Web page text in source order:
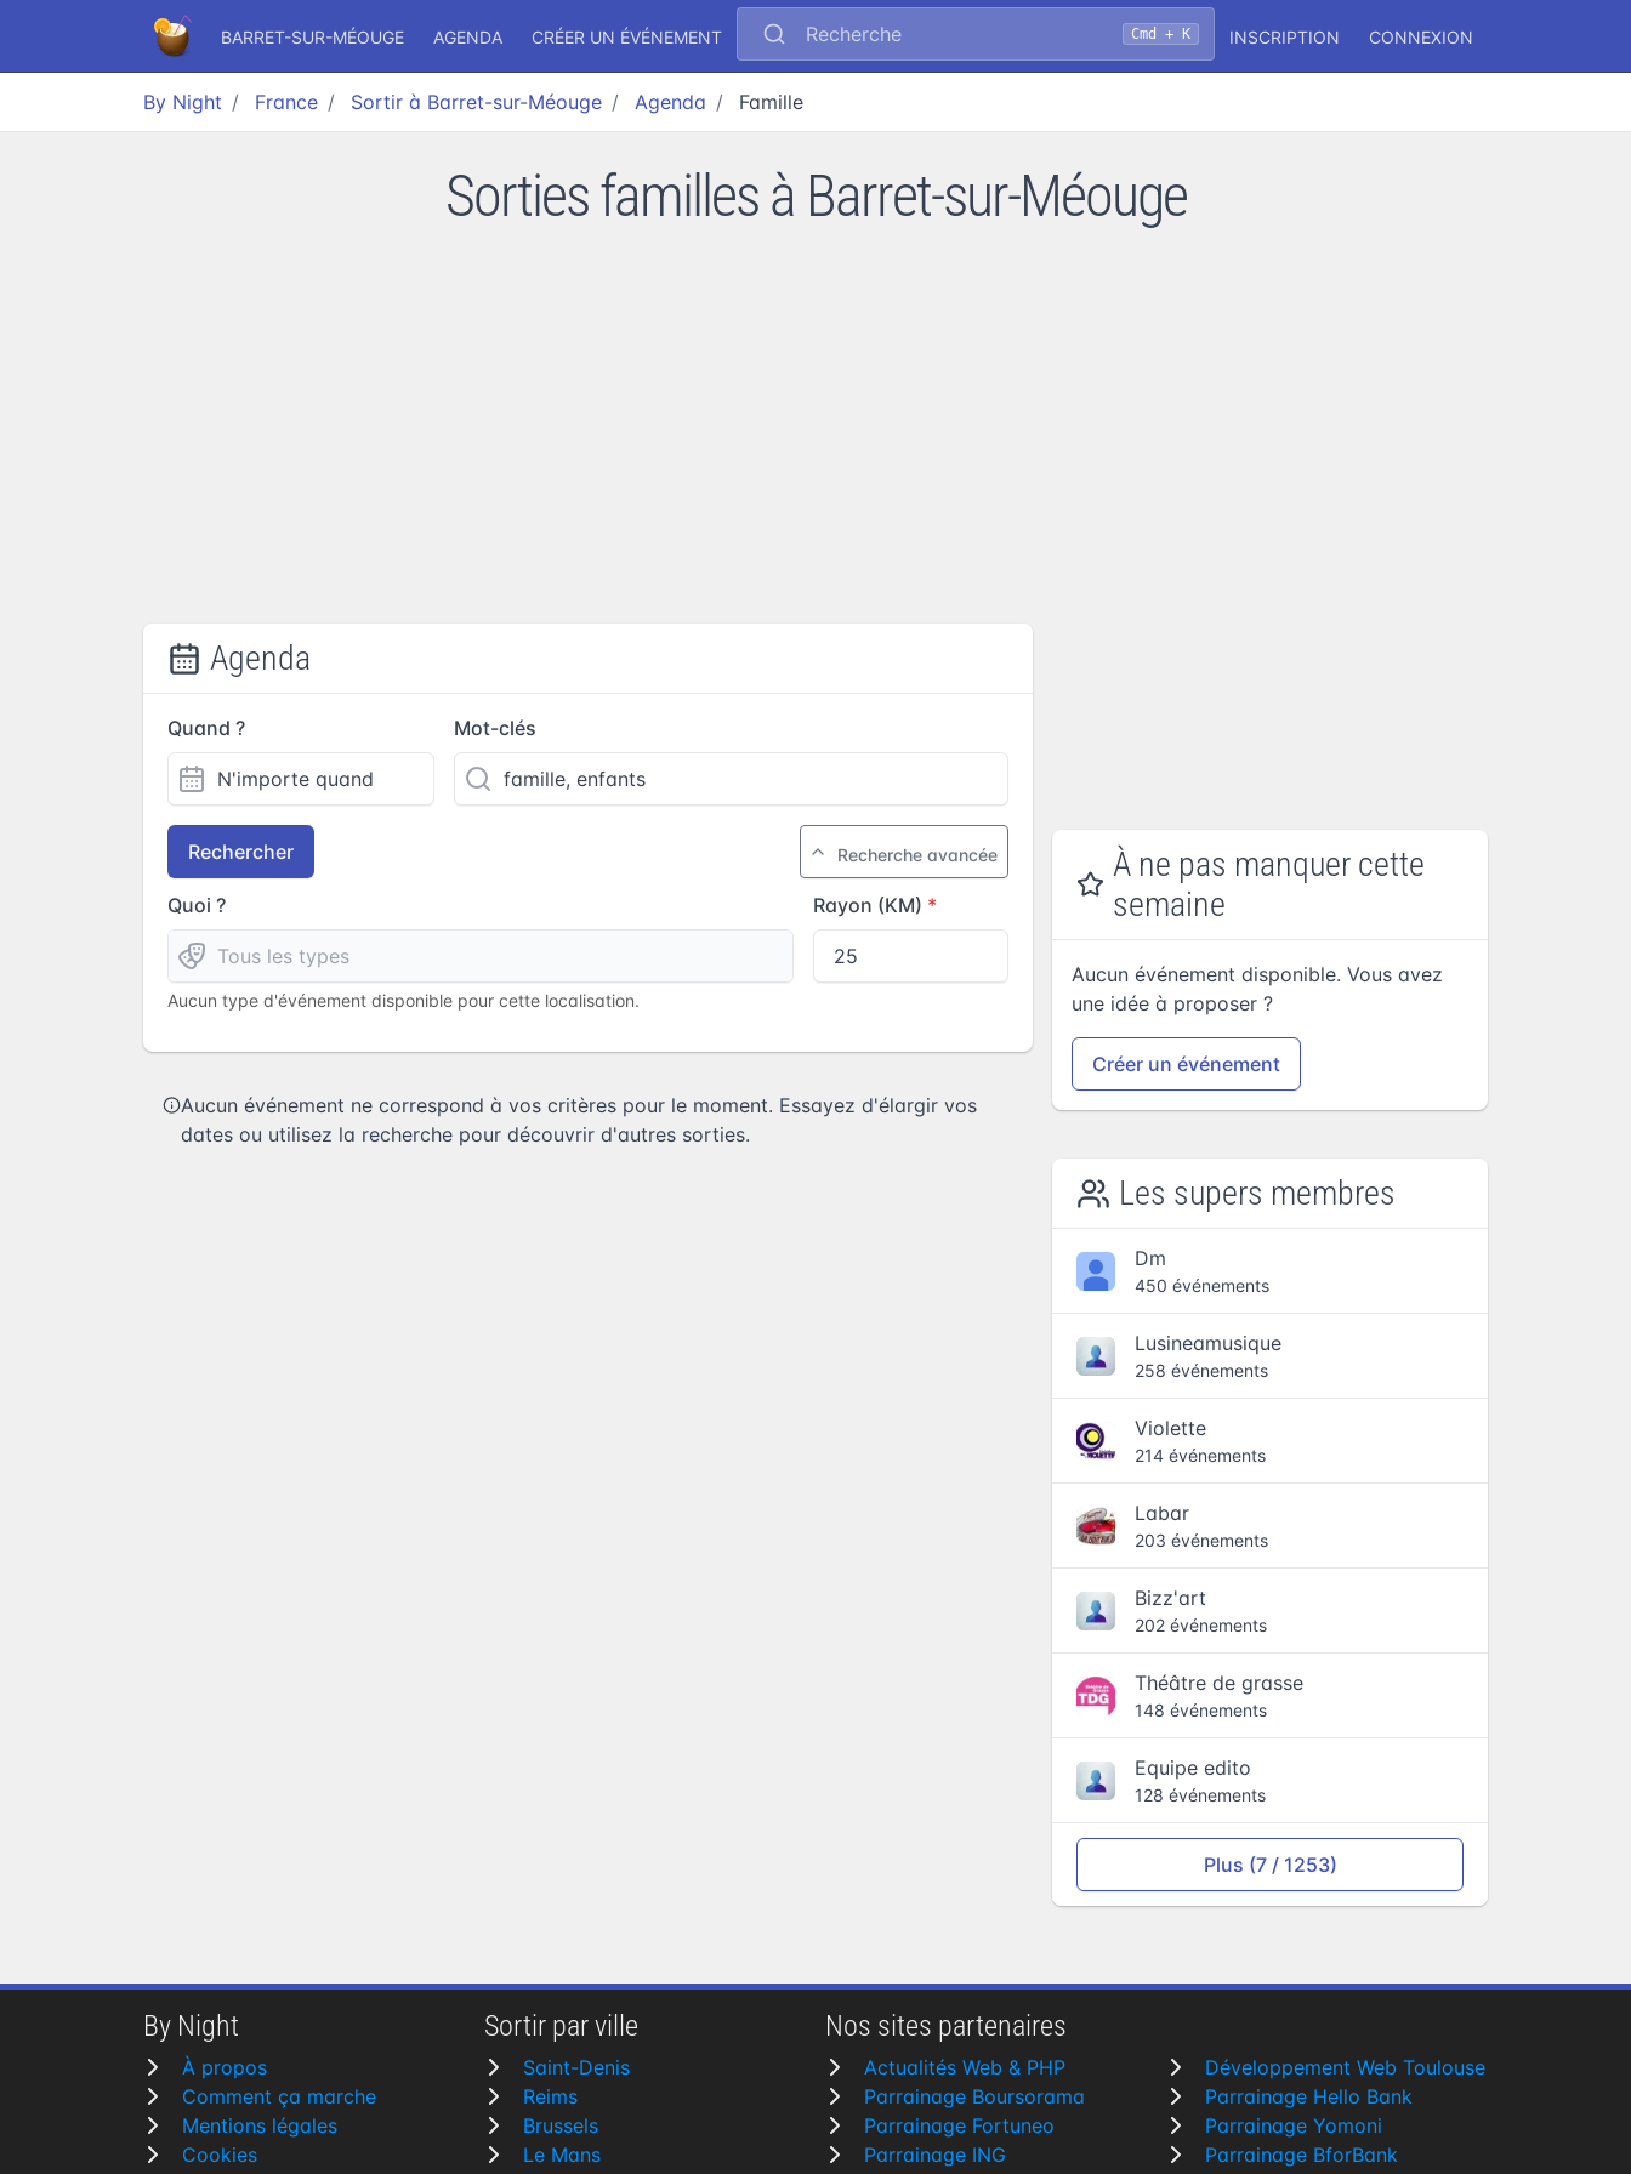
BARRET-SUR-MÉOUGE AGENDA CRÉER UN ÉVÉNEMENT Recherche Cmd + K INSCRIPTION CONNEXION
By Night France Sortir à Barret-sur-Méouge Agenda Famille
Sorties familles à Barret-sur-Méouge
Agenda
Quand ? Mot-clés
Rechercher Recherche avancée
Quoi ?
Aucun type d'événement disponible pour cette localisation.
Rayon (KM)
Aucun événement ne correspond à vos critères pour le moment. Essayez d'élargir vos
dates ou utilisez la recherche pour découvrir d'autres sorties.
À ne pas manquer cette
semaine
Aucun événement disponible. Vous avez
une idée à proposer ?
Créer un événement
Les supers membres
Dm
450 événements
Lusineamusique
258 événements
Violette
214 événements
Labar
203 événements
Bizz'art
202 événements
Théâtre de grasse
148 événements
Equipe edito
128 événements
Plus (7 / 1253)
By Night
À propos
Comment ça marche
Mentions légales
Cookies
Sortir par ville
Saint-Denis
Reims
Brussels
Le Mans
Nos sites partenaires
Actualités Web & PHP
Parrainage Boursorama
Parrainage Fortuneo
Parrainage ING
Développement Web Toulouse
Parrainage Hello Bank
Parrainage Yomoni
Parrainage BforBank